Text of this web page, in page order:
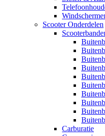
Scooter Onderdelen
Carburatie